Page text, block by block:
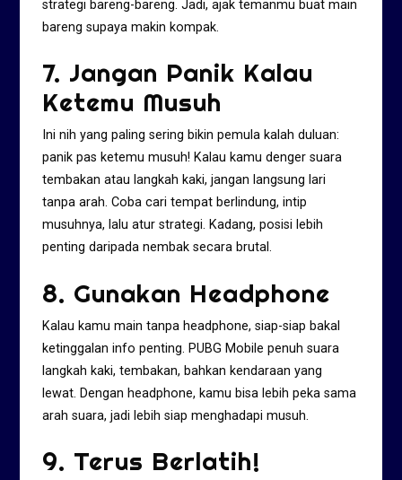
strategi bareng-bareng. Jadi, ajak temanmu buat main
bareng supaya makin kompak.
7. Jangan Panik Kalau
Ketemu Musuh
Ini nih yang paling sering bikin pemula kalah duluan:
panik pas ketemu musuh! Kalau kamu denger suara
tembakan atau langkah kaki, jangan langsung lari
tanpa arah. Coba cari tempat berlindung, intip
musuhnya, lalu atur strategi. Kadang, posisi lebih
penting daripada nembak secara brutal.
8. Gunakan Headphone
Kalau kamu main tanpa headphone, siap-siap bakal
ketinggalan info penting. PUBG Mobile penuh suara
langkah kaki, tembakan, bahkan kendaraan yang
lewat. Dengan headphone, kamu bisa lebih peka sama
arah suara, jadi lebih siap menghadapi musuh.
9. Terus Berlatih!